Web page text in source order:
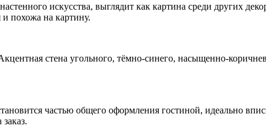
искусства, выглядит как картина среди других
и похожа на картину.
стена угольного, тёмно-синего, насыщенно-
частью общего оформления гостиной, идеально